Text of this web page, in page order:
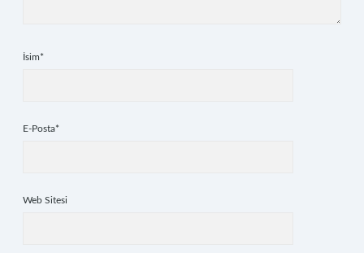
İsim*
E-Posta*
Web Sitesi